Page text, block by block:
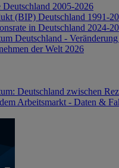
Deutschland 2005-2026
(BIP) Deutschland 1991-
in Deutschland 2024-
Deutschland -
der Welt 2026
Deutschland zwischen
Arbeitsmarkt - Daten &